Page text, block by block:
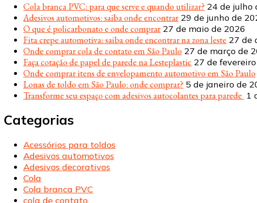
Cola branca PVC: para que serve e quando utilizar? 24 de julho
Adesivos automotivos: saiba onde encontrar 29 de junho de
O que é policarbonato e onde comprar 27 de maio de 2026
Fita crepe automotiva: saiba onde encontrar na zona leste 27 de
Onde comprar cola de contato em São Paulo 27 de março de
Faça cotação de papel de parede na Lesteplastic 27 de
Onde comprar itens de envelopamento automotivo em São Paulo
Lonas de toldo em São Paulo: onde comprar? 5 de janeiro de
Transforme seu espaço com adesivos autocolantes para parede 1
Categorias
Acessórios para toldos
Adesivos automotivos
Adesivos decorativos
Cola
Cola branca PVC
cola de contato